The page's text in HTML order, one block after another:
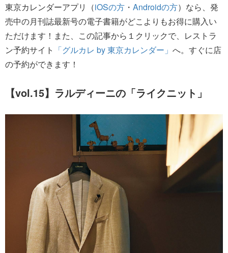
東京カレンダーアプリ（iOSの方 ・ Androidの方）なら、発
売中の月刊誌最新号の電子書籍がどこよりもお得に購入い
ただけます！また、この記事から１クリックで、レストラ
ン予約サイト 「グルカレ by 東京カレンダー」 へ。すぐに店
の予約ができます！
【vol.15】ラルディーニの「ライクニット」